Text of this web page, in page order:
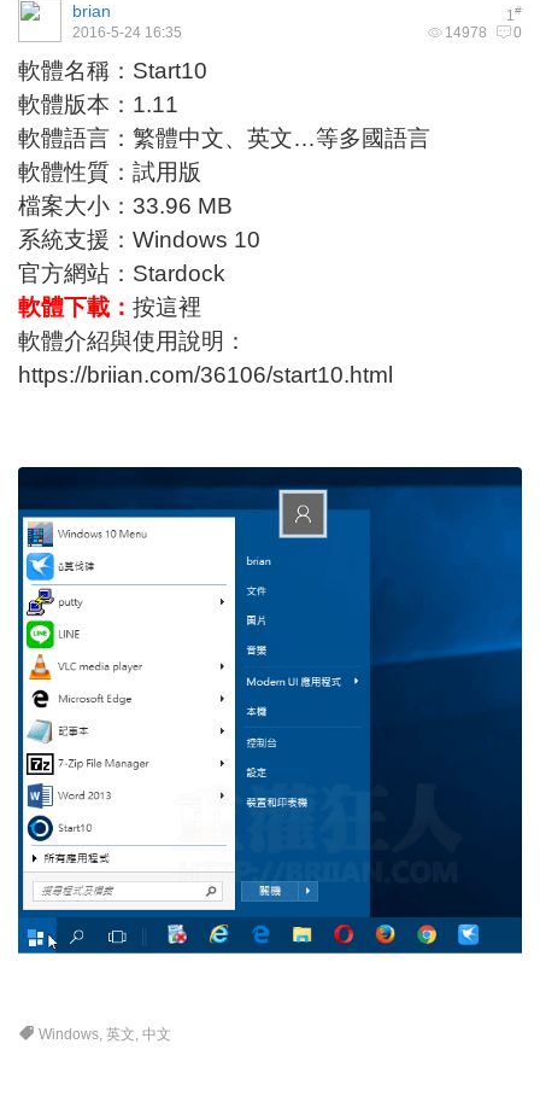
1#
brian
14978 0
2016-5-24 16:35
軟體名稱：Start10
軟體版本：1.11
軟體語言：繁體中文、英文…等多國語言
軟體性質：試用版
檔案大小：33.96 MB
系統支援：Windows 10
官方網站： Stardock
軟體下載： 按這裡
軟體介紹與使用說明：
https://briian.com/36106/start10.html
Windows,英文,中文